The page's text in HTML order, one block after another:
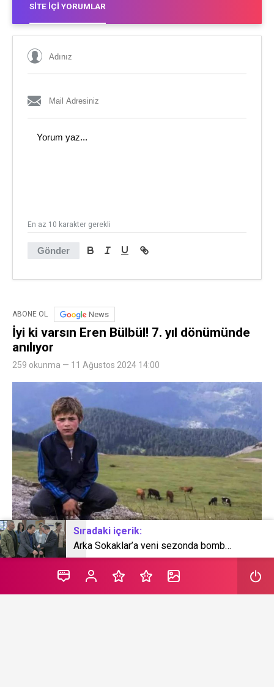
Sıradaki içerik:
Arka Sokaklar’a yeni sezonda bomba transfer! Ebru Cündübeyoğlu ekibin korkulu rüyası olacak
SITE İÇI YORUMLAR
Gönder
En az 10 karakter gerekli
ABONE OL News
İyi ki varsın Eren Bülbül! 7. yıl dönümünde
anılıyor
259 okunma — 11 Ağustos 2024 14:00